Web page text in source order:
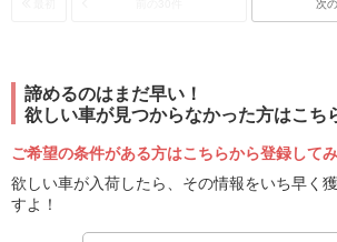
諦めるのはまだ早い！
欲しい車が見つからなかった方はこち
ご希望の条件がある方はこちらから登録してみ
欲しい車が入荷したら、その情報をいち早く
すよ！